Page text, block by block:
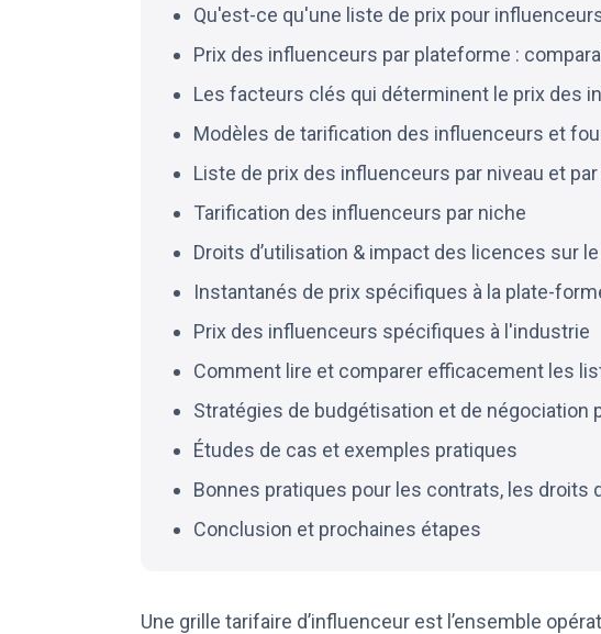
Qu'est-ce qu'une liste de prix pour
Prix des influenceurs par plateforme :
Les facteurs clés qui déterminent le prix des
Modèles de tarification des influenceurs et
Liste de prix des influenceurs par niveau et
Tarification des influenceurs par niche
Droits d’utilisation & impact des licences sur
Instantanés de prix spécifiques à la plate-
Prix des influenceurs spécifiques à l'industrie
Comment lire et comparer efficacement les
Stratégies de budgétisation et de négociation
Études de cas et exemples pratiques
Bonnes pratiques pour les contrats, les
Conclusion et prochaines étapes
Une grille tarifaire d’influenceur est l’ensemble